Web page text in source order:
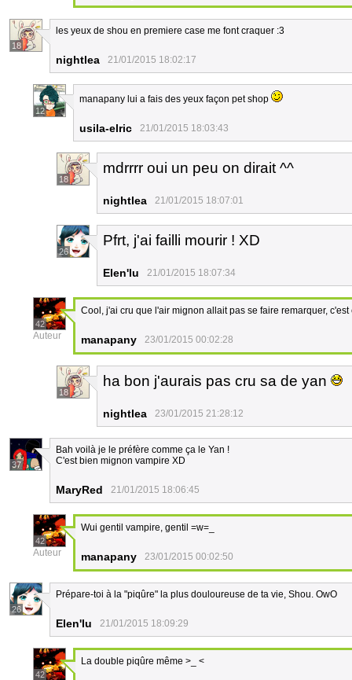
18
les yeux de shou en premiere case me font craquer :3
nightlea 21/01/2015 18:02:17
12
manapany lui a fais des yeux façon pet shop
usila-elric 21/01/2015 18:03:43
18
mdrrrr oui un peu on dirait ^^
nightlea 21/01/2015 18:07:01
26
Pfrt, j'ai failli mourir ! XD
Elen'lu 21/01/2015 18:07:34
42
Auteur
Cool, j'ai cru que l'air mignon allait pas se faire remarquer,
manapany 23/01/2015 00:02:28
18
ha bon j'aurais pas cru sa de yan
nightlea 23/01/2015 21:28:12
37
Bah voilà je le préfère comme ça le Yan !
C'est bien mignon vampire XD
MaryRed 21/01/2015 18:06:45
42
Auteur
Wui gentil vampire, gentil =w=_
manapany 23/01/2015 00:02:50
26
Prépare-toi à la "piqûre" la plus douloureuse de ta vie, Shou. OwO
Elen'lu 21/01/2015 18:09:29
42
La double piqûre même >_ <